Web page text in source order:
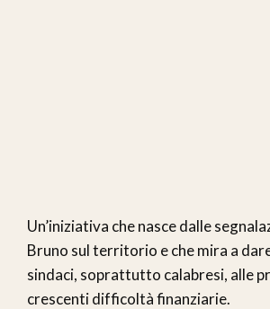
Un’iniziativa che nasce dalle
Bruno sul territorio e che mira a
sindaci, soprattutto calabresi, alle
crescenti difficoltà finanziarie.